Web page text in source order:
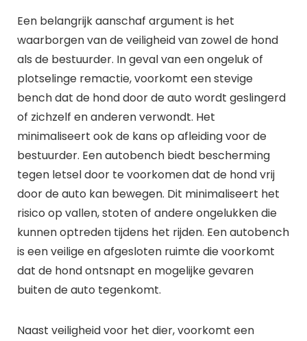
Een belangrijk aanschaf argument is het
waarborgen van de veiligheid van zowel de hond
als de bestuurder. In geval van een ongeluk of
plotselinge remactie, voorkomt een stevige
bench dat de hond door de auto wordt geslingerd
of zichzelf en anderen verwondt. Het
minimaliseert ook de kans op afleiding voor de
bestuurder. Een autobench biedt bescherming
tegen letsel door te voorkomen dat de hond vrij
door de auto kan bewegen. Dit minimaliseert het
risico op vallen, stoten of andere ongelukken die
kunnen optreden tijdens het rijden. Een autobench
is een veilige en afgesloten ruimte die voorkomt
dat de hond ontsnapt en mogelijke gevaren
buiten de auto tegenkomt.
Naast veiligheid voor het dier, voorkomt een